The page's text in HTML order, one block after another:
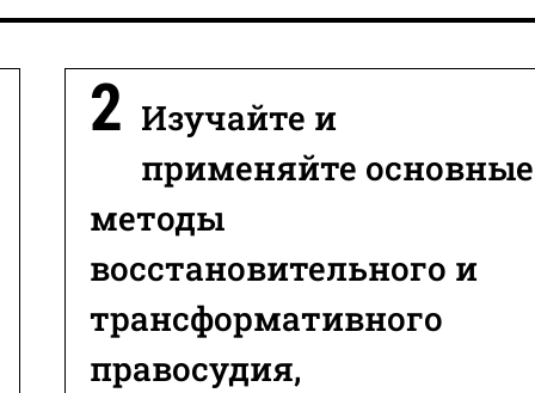
Изучайте и
применяйте основные
методы
восстановительного и
трансформативного
правосудия,